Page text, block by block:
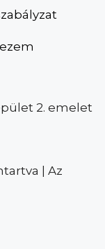
2. emelet
| Az